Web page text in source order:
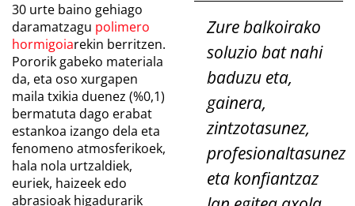
Zure balkoirako
soluzio bat nahi
baduzu eta,
gainera,
zintzotasunez,
profesionaltasunez
eta konfiantzaz
30 urte baino gehiago
daramatzagu polimero
hormigoiarekin berritzen.
Pororik gabeko materiala
da, eta oso xurgapen
maila txikia duenez (%0,1)
bermatuta dago erabat
estankoa izango dela eta
fenomeno atmosferikoek,
hala nola urtzaldiek,
euriek, haizeek edo
abrasioak higadurarik